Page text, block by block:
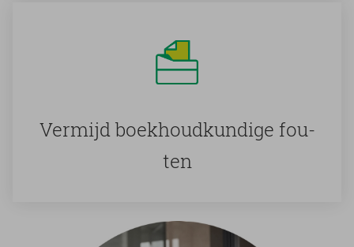
Ver­mijd boek­houd­kun­di­ge fou­
ten